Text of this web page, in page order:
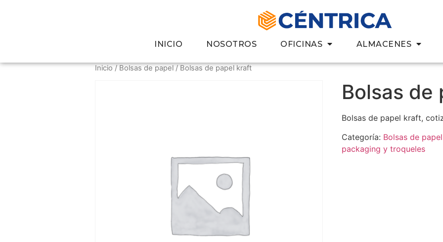
INICIO NOSOTROS OFICINAS ALMACENES
Inicio/Bolsas de papel/ Bolsas de papel kraft
Bolsas de
Bolsas de papel kraft,
Categoría: Bolsas de papel
packaging y troqueles